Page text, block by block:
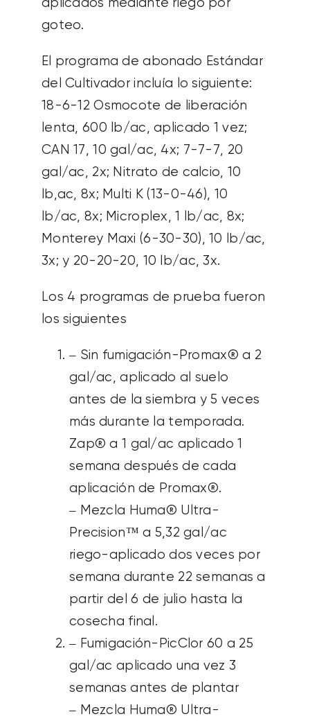
aplicados mediante riego por
goteo.
El programa de abonado Estándar
del Cultivador incluía lo siguiente:
18-6-12 Osmocote de liberación
lenta, 600 lb/ac, aplicado 1 vez;
CAN 17, 10 gal/ac, 4x; 7-7-7, 20
gal/ac, 2x; Nitrato de calcio, 10
lb,ac, 8x; Multi K (13-0-46), 10
lb/ac, 8x; Microplex, 1 lb/ac, 8x;
Monterey Maxi (6-30-30), 10 lb/ac,
3x; y 20-20-20, 10 lb/ac, 3x.
Los 4 programas de prueba fueron
los siguientes
– Sin fumigación-Promax® a 2
gal/ac, aplicado al suelo
antes de la siembra y 5 veces
más durante la temporada.
Zap® a 1 gal/ac aplicado 1
semana después de cada
aplicación de Promax®.
– Mezcla Huma® Ultra-
Precision™ a 5,32 gal/ac
riego-aplicado dos veces por
semana durante 22 semanas a
partir del 6 de julio hasta la
cosecha final.
– Fumigación-PicClor 60 a 25
gal/ac aplicado una vez 3
semanas antes de plantar
– Mezcla Huma® Ultra-